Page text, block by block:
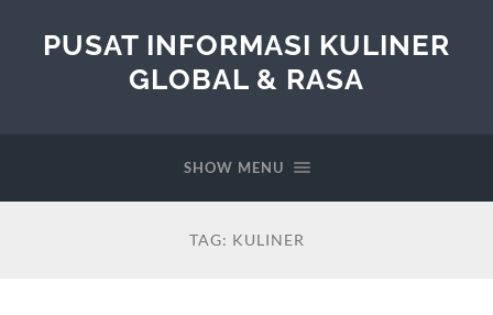
PUSAT INFORMASI KULINER
GLOBAL & RASA
SHOW MENU
TAG: KULINER